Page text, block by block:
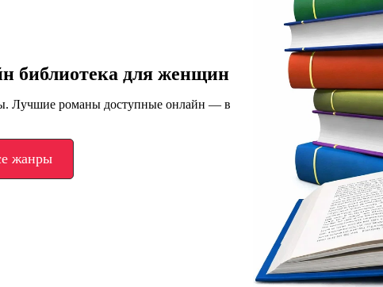
библиотека для женщин
Лучшие романы доступные онлайн — в
жанры